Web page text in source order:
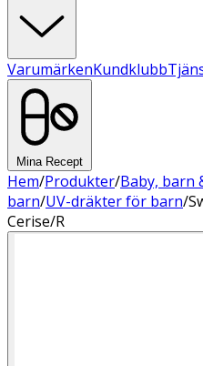
VarumärkenKundklubb
Mina Recept
Hem/Produkter/Baby, barn
barn/UV-dräkter för barn/
Cerise/R